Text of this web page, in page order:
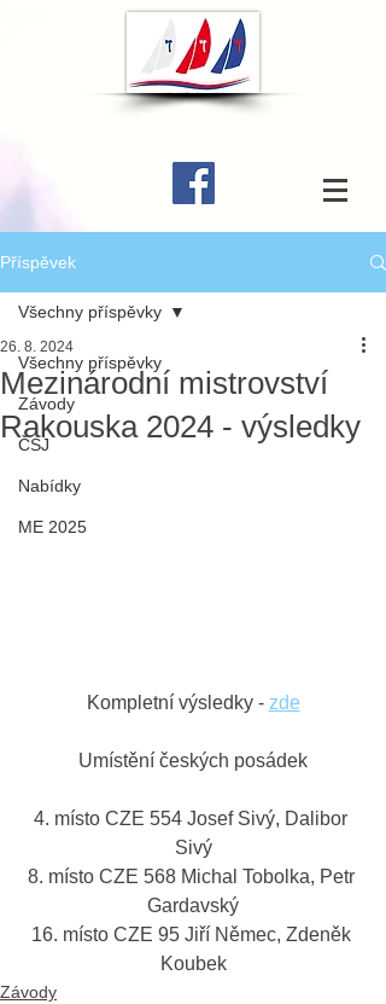
Příspěvek
Všechny příspěvky
Závody
ČSJ
Nabídky
ME 2025
Všechny příspěvky
Mezinárodní mistrovství
Rakouska 2024 - výsledky
26. 8. 2024
Kompletní výsledky - zde
Umístění českých posádek
4. místo CZE 554 Josef Sivý, Dalibor
Sivý
8. místo CZE 568 Michal Tobolka, Petr
Gardavský
16. místo CZE 95 Jiří Němec, Zdeněk
Koubek
Závody